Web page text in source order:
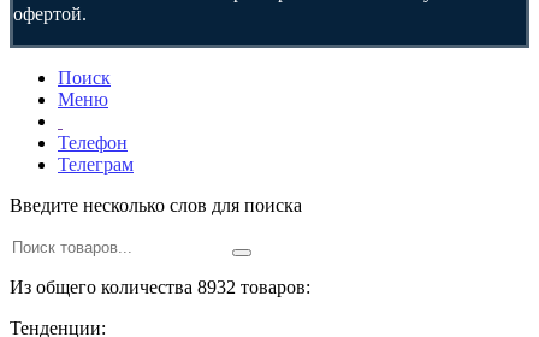
офертой.
Поиск
Меню
Телефон
Телеграм
Введите несколько слов для поиска
Из общего количества 8932 товаров:
Тенденции: